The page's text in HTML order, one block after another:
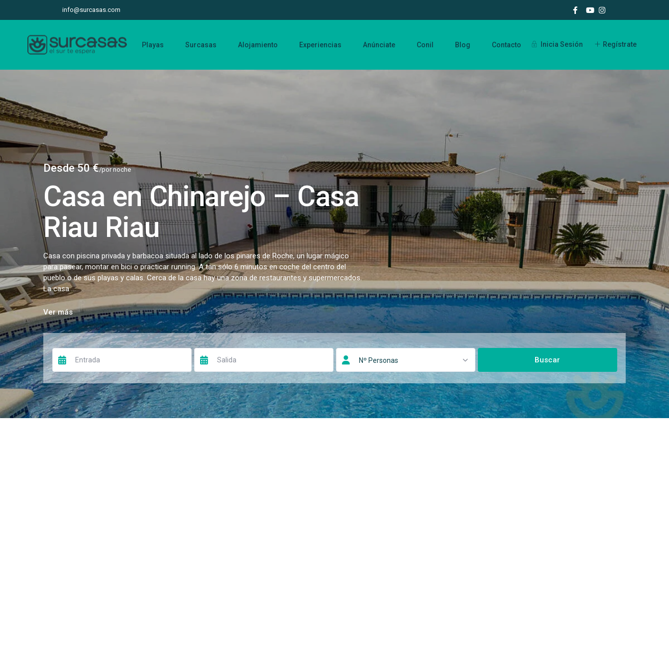
info@surcasas.com
Inicia Sesión Regístrate
Playas Surcasas Alojamiento Experiencias Anúnciate Conil Blog Contacto
Desde 50 €/por noche
Casa en Chinarejo – Casa
Riau Riau
Casa con piscina privada y barbacoa situada al lado de los pinares de Roche, un lugar mágico
para pasear, montar en bici o practicar running. A tan sólo 6 minutos en coche del centro del
pueblo o de sus playas y calas. Cerca de la casa hay una zona de restaurantes y supermercados.
La casa ...
Ver más
Nº Personas